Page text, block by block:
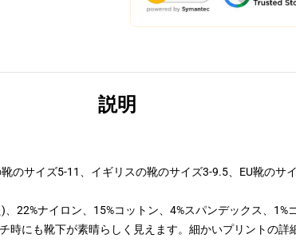
説明
のサイズ5-11、イギリスの靴のサイズ3-9.5、EU靴のサ
22%ナイロン、15%コットン、4%スパンデックス、1%
時にも靴下が素晴らしく見えます。細かいプリントの